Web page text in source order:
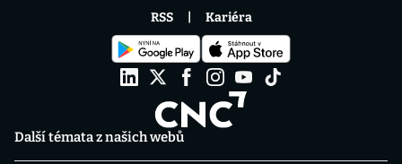
Další témata z našich webů
RSS Kariéra